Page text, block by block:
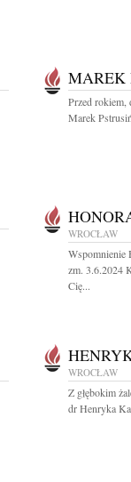
MAREK
Przed rokiem,
Marek
WROCŁAW
Wspomnienie
zm. 3.6.2024
Cię...
WROCŁAW
Z głębokim
dr Henryka